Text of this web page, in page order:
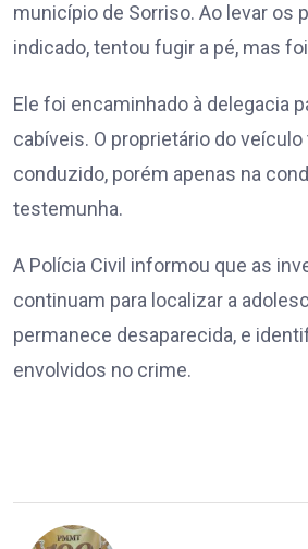
município de Sorriso. Ao levar os
indicado, tentou fugir a pé, mas
Ele foi encaminhado à delegacia
cabíveis. O proprietário do
conduzido, porém apenas na
testemunha.
A Polícia Civil informou que as
continuam para localizar a
permanece desaparecida, e
envolvidos no crime.